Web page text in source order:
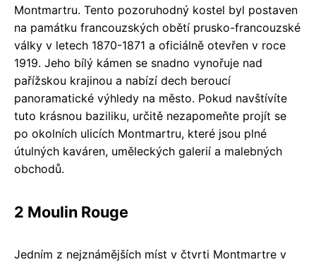
Montmartru. Tento pozoruhodný kostel byl postaven
na památku francouzských obětí prusko-francouzské
války v letech 1870-1871 a oficiálně otevřen v roce
1919. Jeho bílý kámen se snadno vynořuje nad
pařížskou krajinou a nabízí dech beroucí
panoramatické výhledy na město. Pokud navštívíte
tuto krásnou baziliku, určitě nezapomeňte projít se
po okolních ulicích Montmartru, které jsou plné
útulných kaváren, uměleckých galerií a malebných
obchodů.
2 Moulin Rouge
Jedním z nejznámějších míst v čtvrti Montmartre v